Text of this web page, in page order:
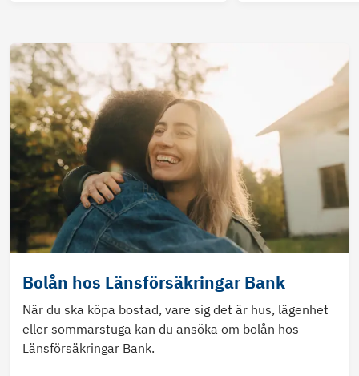
Bolån hos Länsförsäkringar Bank
När du ska köpa bostad, vare sig det är hus, lägenhet
eller sommarstuga kan du ansöka om bolån hos
Länsförsäkringar Bank.